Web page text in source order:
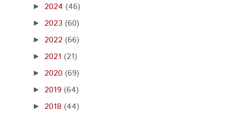
► 2024 (46)
► 2023 (60)
► 2022 (66)
► 2021 (21)
► 2020 (69)
► 2019 (64)
► 2018 (44)